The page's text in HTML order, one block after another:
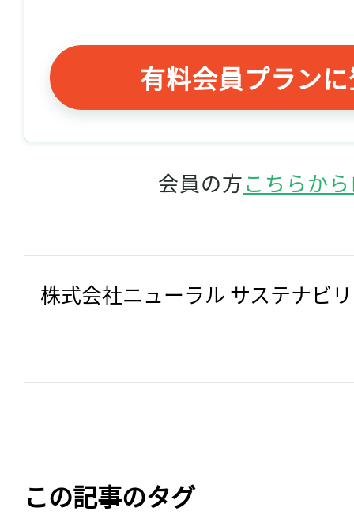
有料会員プラン
会員の方こちらか
株式会社ニューラル サステナビ
この記事のタグ